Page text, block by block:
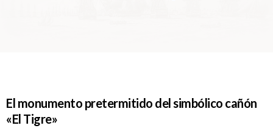
El monumento pretermitido del simbólico cañón
«El Tigre»